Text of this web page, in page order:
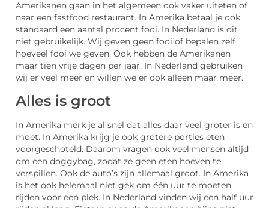
Amerikanen gaan in het algemeen ook vaker uiteten of
naar een fastfood restaurant. In Amerika betaal je ook
standaard een aantal procent fooi. In Nederland is dit
niet gebruikelijk. Wij geven geen fooi of bepalen zelf
hoeveel fooi we geven. Ook hebben de Amerikanen
maar tien vrije dagen per jaar. In Nederland gebruiken
wij er veel meer en willen we er ook alleen maar meer.
Alles is groot
In Amerika merk je al snel dat alles daar veel groter is en
moet. In Amerika krijg je ook grotere porties eten
voorgeschoteld. Daarom vragen ook veel mensen altijd
om een doggybag, zodat ze geen eten hoeven te
verspillen. Ook de auto’s zijn allemaal groot. In Amerika
is het ook helemaal niet gek om één uur te moeten
rijden voor een plek. In Nederland vinden wij een half uur